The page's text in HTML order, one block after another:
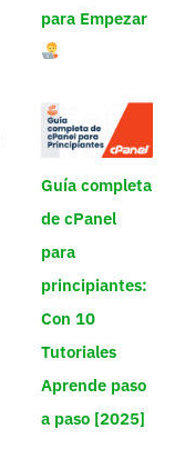
para Empezar
Guía completa
de cPanel
para
principiantes:
Con 10
Tutoriales
Aprende paso
a paso [2025]